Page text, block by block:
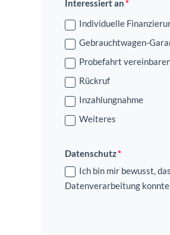
Interessiert an
Individuelle
Gebrauchtwagen-
Probefahrt
Rückruf
Inzahlungnahme
Weiteres
Datenschutz
Ich bin mir bewusst,
Datenverarbeitung